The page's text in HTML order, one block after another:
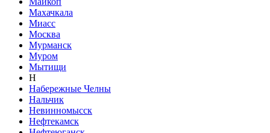
Махачкала
Миасс
Москва
Мурманск
Муром
Мытищи
Н
Набережные Челны
Нальчик
Невинномысск
Нефтекамск